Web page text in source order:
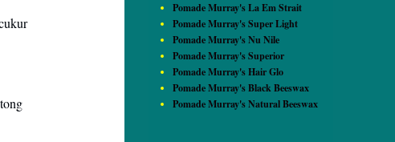
Pomade Murray's La Em Strait
Pomade Murray's Super Light
Pomade Murray's Nu Nile
Pomade Murray's Superior
Pomade Murray's Hair Glo
Pomade Murray's Black Beeswax
Pomade Murray's Natural Beeswax